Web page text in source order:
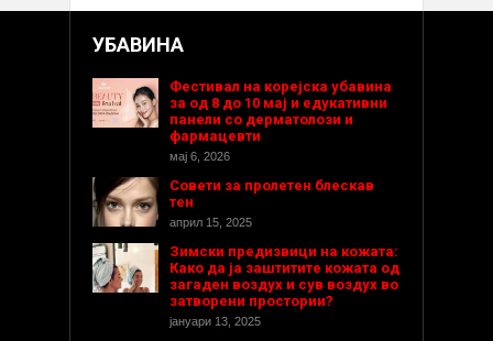
УБАВИНА
Фестивал на корејска убавина
за од 8 до 10 мај и едукативни
панели со дерматолози и
фармацевти
мај 6, 2026
Совети за пролетен блескав
тен
април 15, 2025
Зимски предизвици на кожата:
Како да ја заштитите кожата од
загаден воздух и сув воздух во
затворени простории?
јануари 13, 2025